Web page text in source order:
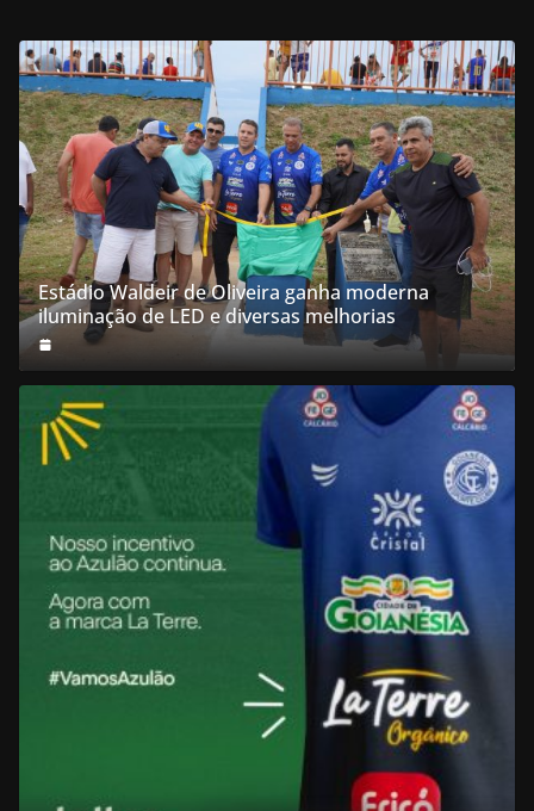
Estádio Waldeir de Oliveira ganha moderna
iluminação de LED e diversas melhorias